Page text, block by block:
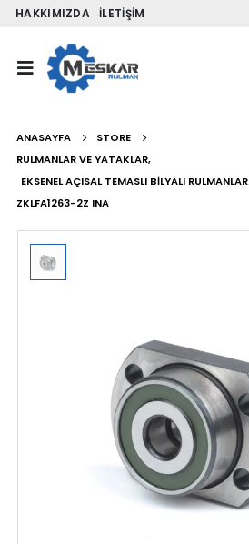
HAKKIMIZDA İLETIŞIM
ANASAYFA
STORE
RULMANLAR VE YATAKLAR,
EKSENEL AÇISAL TEMASLI BILYALI RULMANLAR
ZKLFA1263-2Z INA